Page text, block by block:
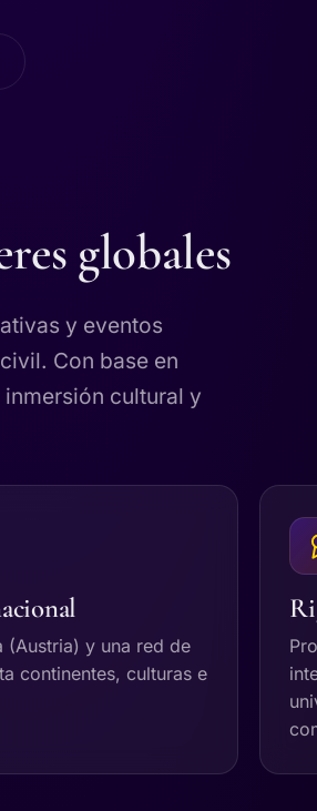
globales
y eventos
Con base en
cultural y
(Austria) y una red de
continentes, culturas e